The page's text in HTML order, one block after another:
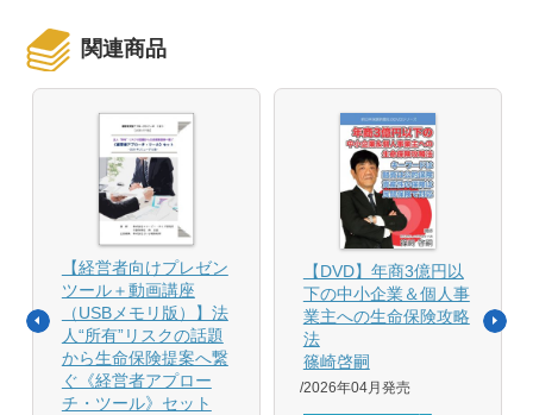
関連商品
【経営者向けプレゼン
ツール＋動画講座
（USBメモリ版）】法
人“所有”リスクの話題
から生命保険提案へ繋
ぐ《経営者アプロー
チ・ツール》セット
【DVD】年商3億円以
下の中小企業＆個人事
業主への生命保険攻略
法
篠崎啓嗣
2026年04月発売